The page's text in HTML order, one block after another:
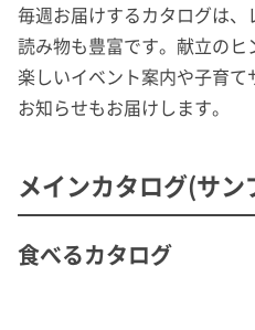
毎週お届けするカタログは
読み物も豊富です。献立の
楽しいイベント案内や子育
お知らせもお届けします。
メインカタログ(サン
食べるカタログ